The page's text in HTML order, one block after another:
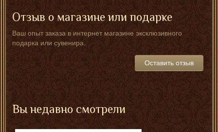
Отзыв о магазине или подарке
Ваш опыт заказа в интернет магазине эксклюзивного
подарка или сувенира.
Оставить отзыв
Вы недавно смотрели